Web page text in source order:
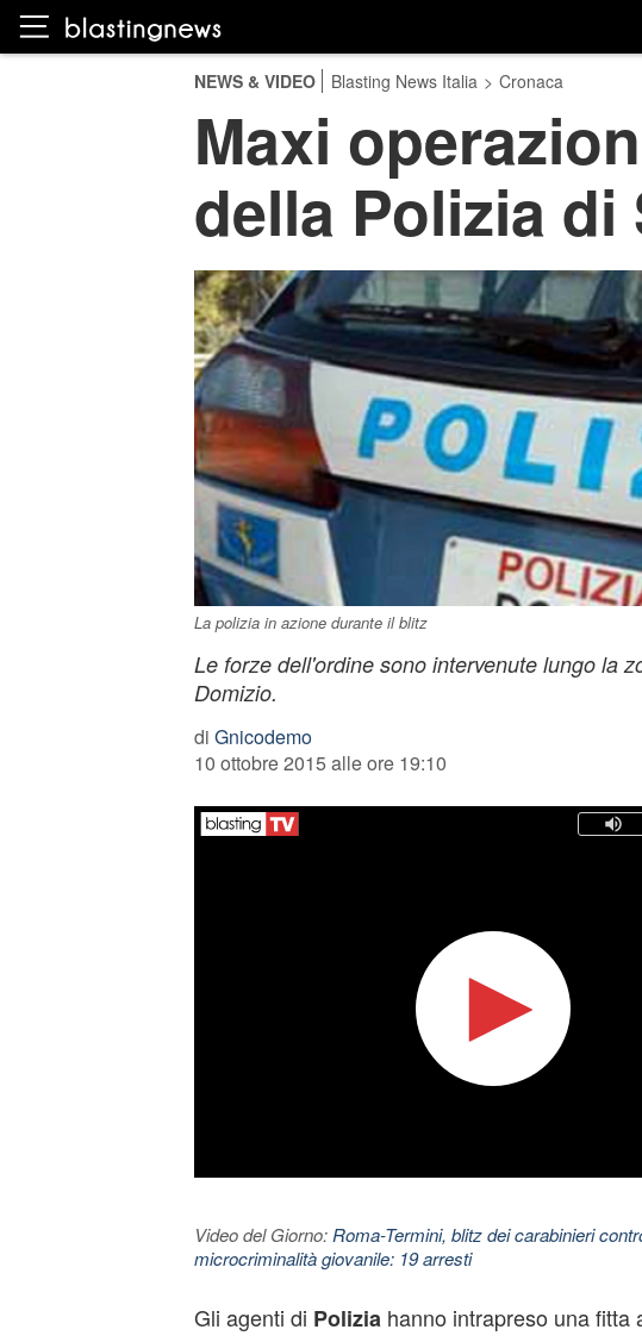
NEWS & VIDEO Blasting News Italia > Cronaca
Maxi
della Polizia di
La polizia in azione durante il blitz
Le forze dell'ordine sono intervenute lungo la
Domizio.
di Gnicodemo
10 ottobre 2015 alle ore 19:10
Video del Giorno: Roma-Termini, blitz dei carabinieri
microcriminalità giovanile: 19 arresti
Gli agenti di Polizia hanno intrapreso una fitta